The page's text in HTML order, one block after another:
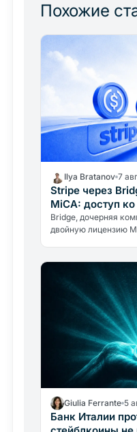
Похожие
Ilya Bratanov 7
Stripe через
MiCA: доступ
Bridge, дочерняя
двойную лицензию
Giulia Ferrante 5
Банк Италии